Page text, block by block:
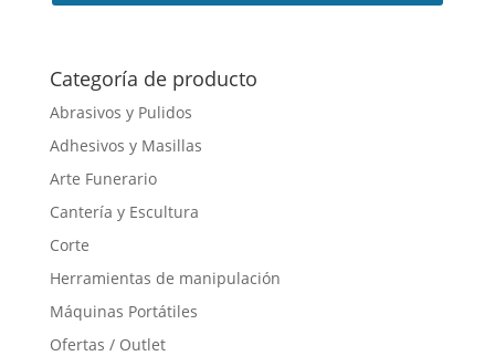
Categoría de producto
Abrasivos y Pulidos
Adhesivos y Masillas
Arte Funerario
Cantería y Escultura
Corte
Herramientas de manipulación
Máquinas Portátiles
Ofertas / Outlet